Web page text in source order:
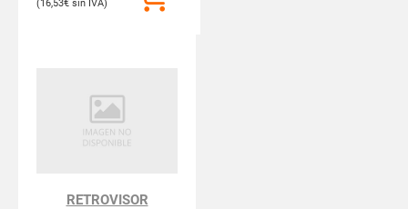
16,53€
RETROVISOR